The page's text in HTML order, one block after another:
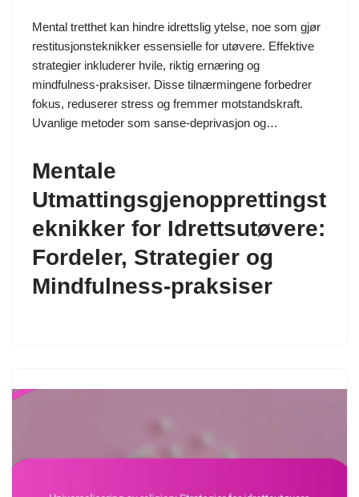
Mental tretthet kan hindre idrettslig ytelse, noe som gjør
restitusjonsteknikker essensielle for utøvere. Effektive
strategier inkluderer hvile, riktig ernæring og
mindfulness-praksiser. Disse tilnærmingene forbedrer
fokus, reduserer stress og fremmer motstandskraft.
Uvanlige metoder som sanse-deprivasjon og…
Mentale
Utmattingsgjenopprettingst
eknikker for Idrettsutøvere:
Fordeler, Strategier og
Mindfulness-praksiser